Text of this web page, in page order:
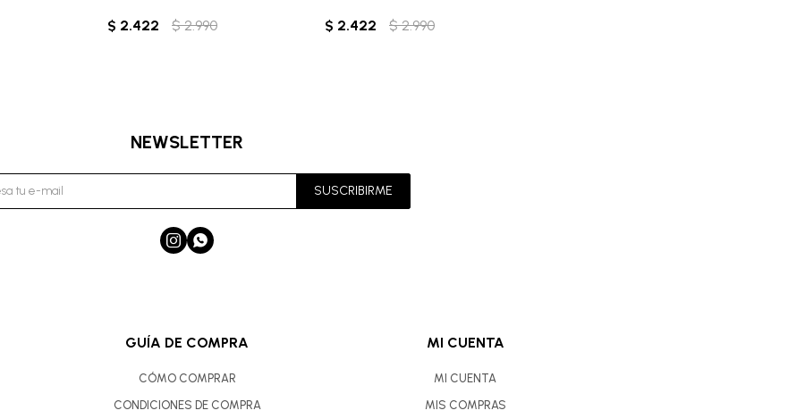
$ 2.422 $ 2.990 $ 2.422 $ 2.990
GUÍA DE COMPRA
CÓMO COMPRAR
CONDICIONES DE COMPRA
MI CUENTA
MI CUENTA
MIS COMPRAS
NEWSLETTER
SUSCRIBIRME
 